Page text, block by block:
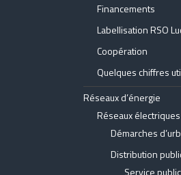
Financements
Labellisation RSO
Coopération
Quelques chiffres
Réseaux d’énergie
Réseaux électriques
Démarches
Distribution
Service